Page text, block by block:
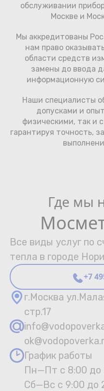
обслуживании
Москве и
Мы аккредитованы
нам право
области средств
замены до ввода
информационную
Наши специалисты
допусками и
физическими, так и
гарантируя точность,
Где мы
Все виды услуг по
тепла в городе
+7
г.Москва
стр.17
График работы
Пн—Пт с 8:00 до
Сб—Вс с 9:00 до